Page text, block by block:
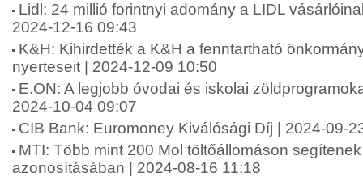
Lidl: 24 millió forintnyi adomány a LIDL
2024-12-16 09:43
K&H: Kihirdették a K&H a fenntartható
nyerteseit | 2024-12-09 10:50
E.ON: A legjobb óvodai és iskolai
2024-10-04 09:07
CIB Bank: Euromoney Kiválósági Díj | 2024-09-
MTI: Több mint 200 Mol töltőállomáson
azonosításában | 2024-08-16 11:18